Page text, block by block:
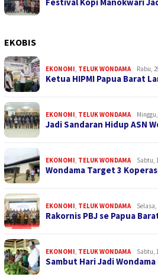
EKOBIS
EKONOMI TELUK WONDAMA Rabu,
Ketua HIPMI Papua Barat
EKONOMI TELUK WONDAMA
Jadi Sandaran Hidup ASN
EKONOMI TELUK WONDAMA Sabtu,
Wondama Target 3
EKONOMI TELUK WONDAMA Selasa,
Rakornis PBJ se Papua
EKONOMI TELUK WONDAMA Sabtu,
Sambut Hari Jadi